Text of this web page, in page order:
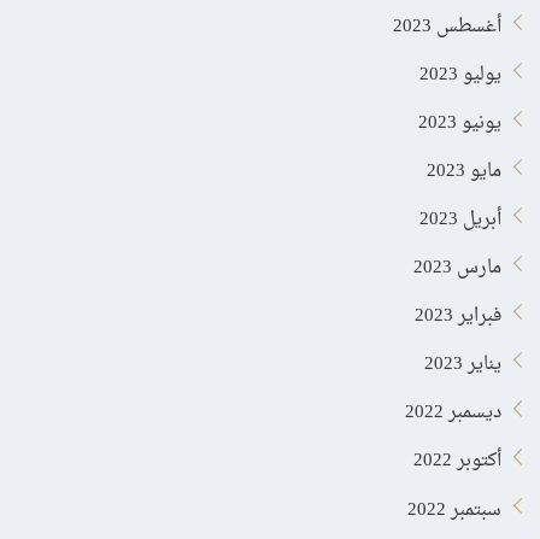
أغسطس 2023
يوليو 2023
يونيو 2023
مايو 2023
أبريل 2023
مارس 2023
فبراير 2023
يناير 2023
ديسمبر 2022
أكتوبر 2022
سبتمبر 2022